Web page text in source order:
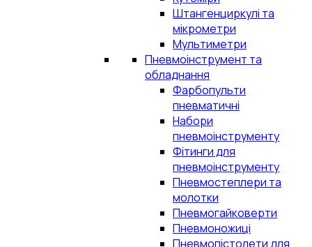
Штангенциркулі та
мікрометри
Мультиметри
Пневмоінструмент та
обладнання
Фарбопульти
пневматичні
Набори
пневмоінструменту
Фітинги для
пневмоінструменту
Пневмостеплери та
молотки
Пневмогайковерти
Пневмоножиці
Пневмопістолети для